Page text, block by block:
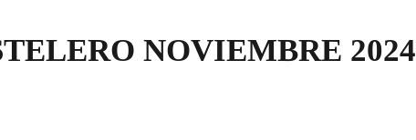
NOVIEMBRE 2024